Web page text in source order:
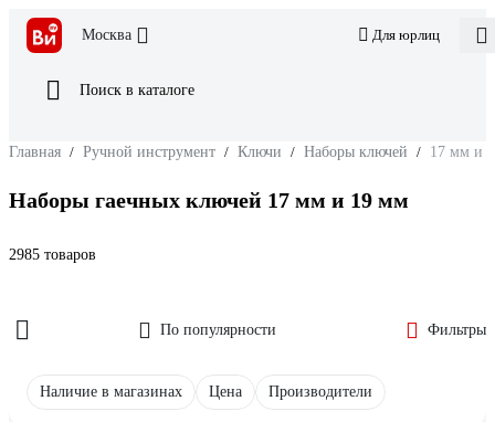
Москва Для юрлиц
Поиск в каталоге
Главная / Ручной инструмент / Ключи / Наборы ключей / 17 мм и
Наборы гаечных ключей 17 мм и 19 мм
2985 товаров
По популярности Фильтры
Наличие в магазинах Цена Производители